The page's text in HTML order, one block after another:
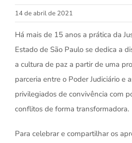
14 de abril de 2021
Há mais de 15 anos a prática da
Estado de São Paulo se dedica a
a cultura de paz a partir de uma
parceria entre o Poder Judiciário e
privilegiados de convivência com
conflitos de forma transformadora.
Para celebrar e compartilhar os